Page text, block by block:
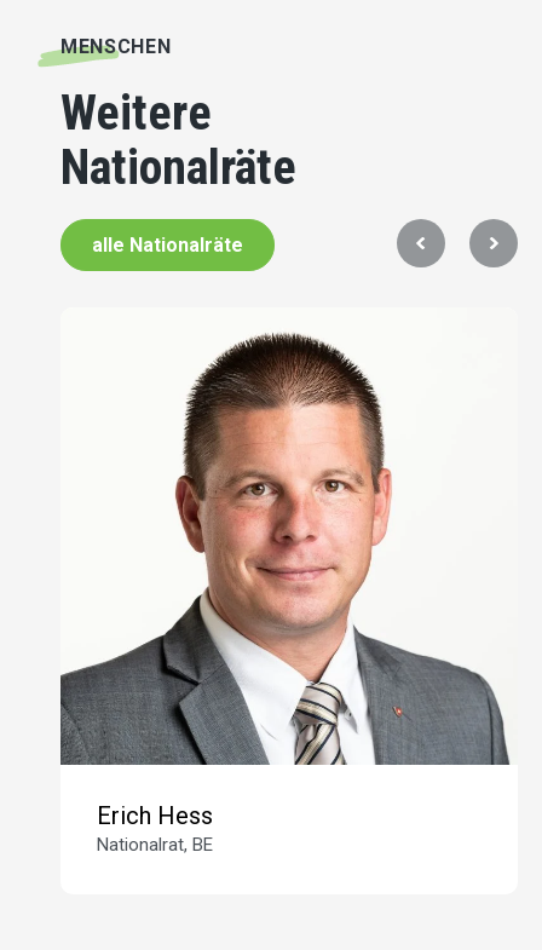
MENSCHEN
Weitere
Nationalräte
alle Nationalräte
Erich Hess
Nationalrat, BE